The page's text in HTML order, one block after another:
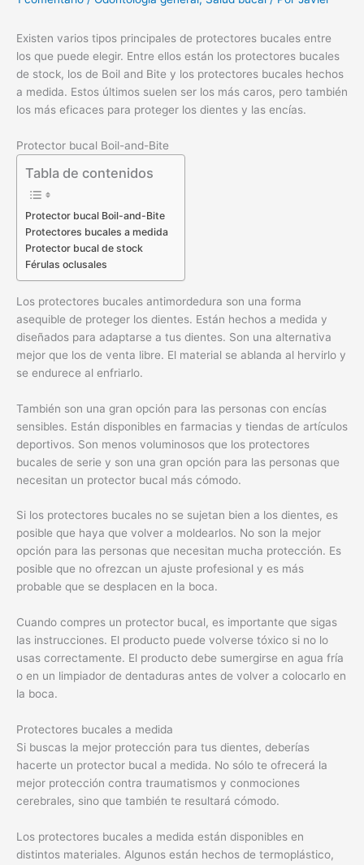
Existen varios tipos principales de protectores bucales entre
los que puede elegir. Entre ellos están los protectores bucales
de stock, los de Boil and Bite y los protectores bucales hechos
a medida. Estos últimos suelen ser los más caros, pero también
los más eficaces para proteger los dientes y las encías.
Protector bucal Boil-and-Bite
Tabla de contenidos
Protector bucal Boil-and-Bite
Protectores bucales a medida
Protector bucal de stock
Férulas oclusales
Los protectores bucales antimordedura son una forma
asequible de proteger los dientes. Están hechos a medida y
diseñados para adaptarse a tus dientes. Son una alternativa
mejor que los de venta libre. El material se ablanda al hervirlo y
se endurece al enfriarlo.
También son una gran opción para las personas con encías
sensibles. Están disponibles en farmacias y tiendas de artículos
deportivos. Son menos voluminosos que los protectores
bucales de serie y son una gran opción para las personas que
necesitan un protector bucal más cómodo.
Si los protectores bucales no se sujetan bien a los dientes, es
posible que haya que volver a moldearlos. No son la mejor
opción para las personas que necesitan mucha protección. Es
posible que no ofrezcan un ajuste profesional y es más
probable que se desplacen en la boca.
Cuando compres un protector bucal, es importante que sigas
las instrucciones. El producto puede volverse tóxico si no lo
usas correctamente. El producto debe sumergirse en agua fría
o en un limpiador de dentaduras antes de volver a colocarlo en
la boca.
Protectores bucales a medida
Si buscas la mejor protección para tus dientes, deberías
hacerte un protector bucal a medida. No sólo te ofrecerá la
mejor protección contra traumatismos y conmociones
cerebrales, sino que también te resultará cómodo.
Los protectores bucales a medida están disponibles en
distintos materiales. Algunos están hechos de termoplástico,